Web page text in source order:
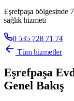
Eşrefpaşa bölgesinde
sağlık hizmeti
0 535 728 71 74
Tüm hizmetler
Eşrefpaşa
Genel Bakış